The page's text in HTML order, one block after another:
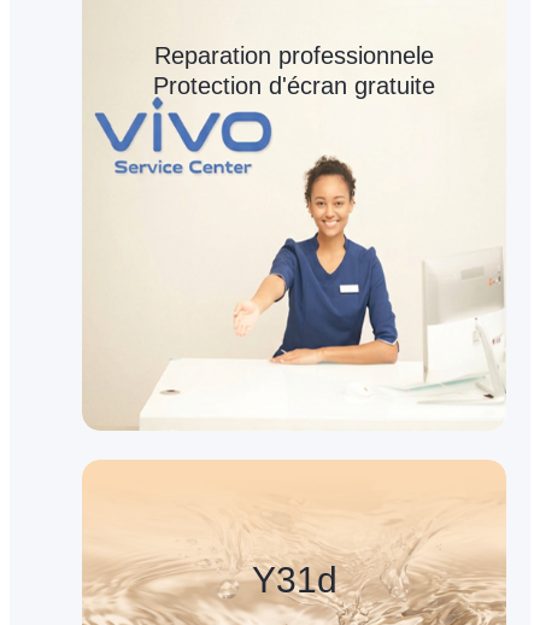
Reparation professionnele
Protection d'écran gratuite
Y31d